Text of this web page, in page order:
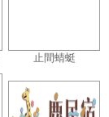
止間蜻蜓